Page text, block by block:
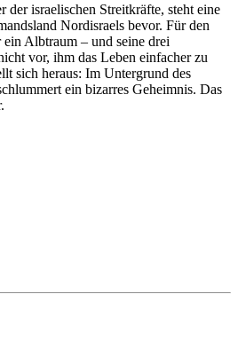
der israelischen Streitkräfte, steht eine
Nordisraels bevor. Für den
Albtraum – und seine drei
vor, ihm das Leben einfacher zu
sich heraus: Im Untergrund des
ein bizarres Geheimnis. Das